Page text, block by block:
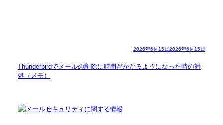
2026年6月15日2026年6月15日
Thunderbirdでメールの削除に時間がかかるようになった時の対
処（メモ）